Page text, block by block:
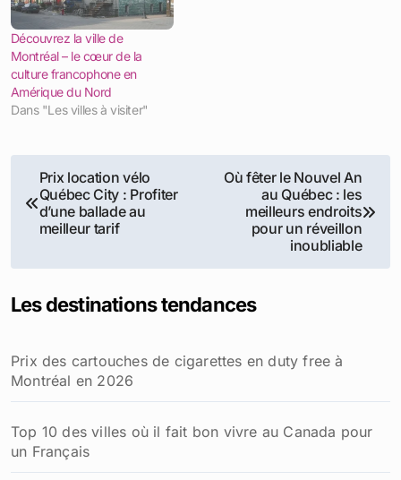
Découvrez la ville de
Montréal – le cœur de la
culture francophone en
Amérique du Nord
Dans "Les villes à visiter"
Navigation
de
Prix location vélo
Québec City : Profiter
d’une ballade au
meilleur tarif
Où fêter le Nouvel An
au Québec : les
meilleurs endroits
pour un réveillon
inoubliable
Les destinations tendances
Prix des cartouches de cigarettes en duty free à
Montréal en 2026
Top 10 des villes où il fait bon vivre au Canada pour
un Français